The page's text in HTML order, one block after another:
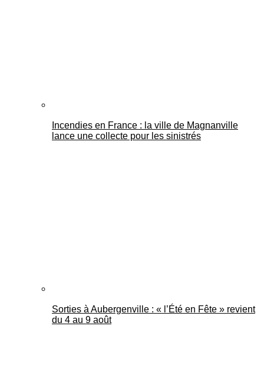
Incendies en France : la ville de Magnanville
lance une collecte pour les sinistrés
Sorties à Aubergenville : « l’Été en Fête » revient
du 4 au 9 août